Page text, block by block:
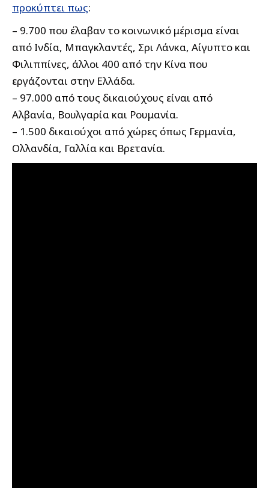
προκύπτει πως:
– 9.700 που έλαβαν το κοινωνικό μέρισμα είναι
από Ινδία, Μπαγκλαντές, Σρι Λάνκα, Αίγυπτο και
Φιλιππίνες, άλλοι 400 από την Κίνα που
εργάζονται στην Ελλάδα.
– 97.000 από τους δικαιούχους είναι από
Αλβανία, Βουλγαρία και Ρουμανία.
– 1.500 δικαιούχοι από χώρες όπως Γερμανία,
Ολλανδία, Γαλλία και Βρετανία.